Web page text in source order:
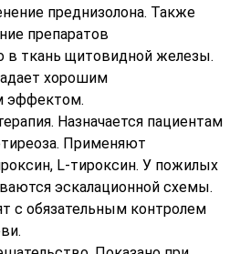
преднизолона. Также
препаратов
в ткань щитовидной железы.
хорошим
эффектом.
Назначается пациентам
Применяют
L-тироксин. У пожилых
эскалационной схемы.
с обязательным контролем